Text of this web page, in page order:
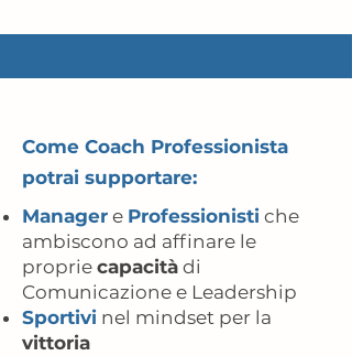
Come Coach Professionista
potrai supportare:
Manager e Professionisti che
ambiscono ad affinare le
proprie capacità di
Comunicazione e Leadership
Sportivi nel mindset per la
vittoria